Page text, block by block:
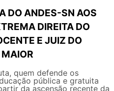
DO ANDES-SN AOS
DIREITA DO
E JUIZ DO
quem defende os
pública e gratuita
da ascensão recente da